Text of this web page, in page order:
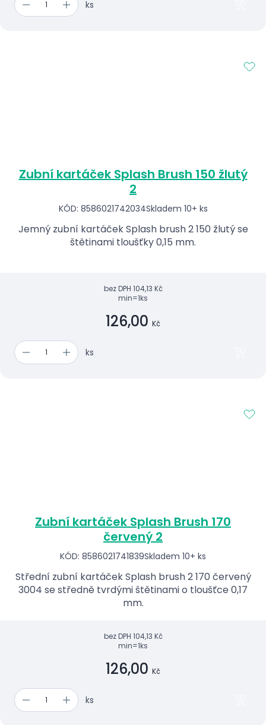
ks
Zubní kartáček Splash Brush 150 žlutý
2
KÓD: 8586021742034Skladem 10+ ks
Jemný zubní kartáček Splash brush 2 150 žlutý se
štětinami tloušťky 0,15 mm.
bez DPH 104,13 Kč
min=1ks
126,00 Kč
ks
Zubní kartáček Splash Brush 170
červený 2
KÓD: 8586021741839Skladem 10+ ks
Střední zubní kartáček Splash brush 2 170 červený
3004 se středně tvrdými štětinami o tloušťce 0,17
mm.
bez DPH 104,13 Kč
min=1ks
126,00 Kč
ks